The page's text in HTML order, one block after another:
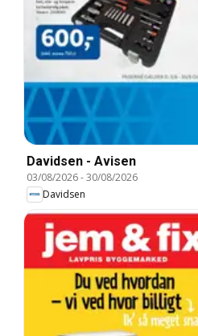
Davidsen - Avisen
03/08/2026-30/08/2026
Davidsen